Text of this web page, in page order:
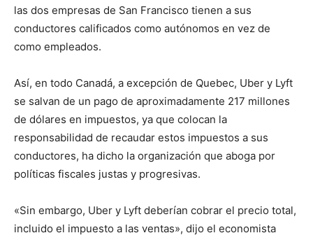
las dos empresas de San Francisco tienen a sus
conductores calificados como autónomos en vez de
como empleados.
Así, en todo Canadá, a excepción de Quebec, Uber y Lyft
se salvan de un pago de aproximadamente 217 millones
de dólares en impuestos, ya que colocan la
responsabilidad de recaudar estos impuestos a sus
conductores, ha dicho la organización que aboga por
políticas fiscales justas y progresivas.
«Sin embargo, Uber y Lyft deberían cobrar el precio total,
incluido el impuesto a las ventas», dijo el economista